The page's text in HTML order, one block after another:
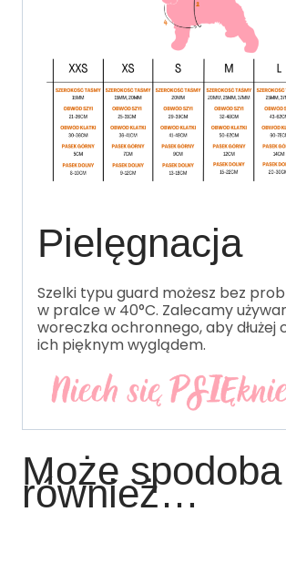
Pielęgnacja
Szelki typu guard możesz bez
w pralce w 40°C. Zalecamy
woreczka ochronnego, aby dłużej
ich pięknym wyglądem.
Może
również…